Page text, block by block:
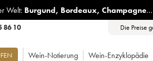
Welt: Burgund, Bordeaux, Champagne...
86 10 Die Preise
Wein-Notierung Wein-Enzyklopädie